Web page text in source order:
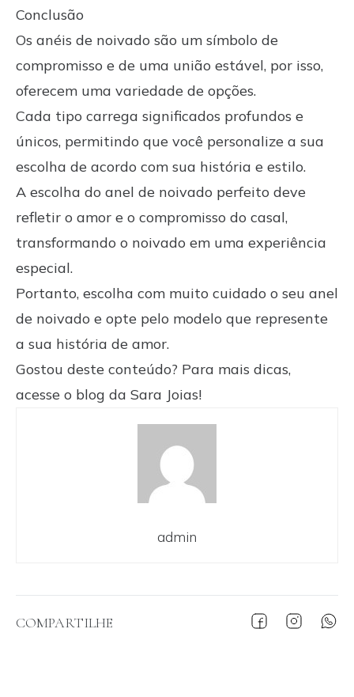
COMPARTILHE
Conclusão
Os anéis de noivado são um símbolo de
compromisso e de uma união estável, por isso,
oferecem uma variedade de opções.
Cada tipo carrega significados profundos e
únicos, permitindo que você personalize a sua
escolha de acordo com sua história e estilo.
A escolha do anel de noivado perfeito deve
refletir o amor e o compromisso do casal,
transformando o noivado em uma experiência
especial.
Portanto, escolha com muito cuidado o seu anel
de noivado e opte pelo modelo que represente
a sua história de amor.
Gostou deste conteúdo? Para mais dicas,
acesse o blog da Sara Joias!
admin